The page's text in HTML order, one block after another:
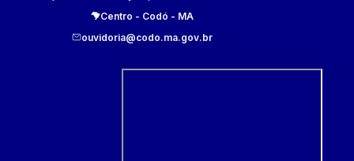
Centro - Codó - MA
ouvidoria@codo.ma.gov.br